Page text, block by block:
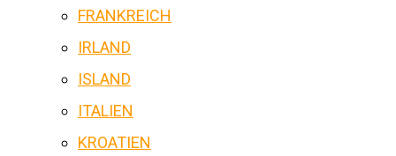
FRANKREICH
IRLAND
ISLAND
ITALIEN
KROATIEN